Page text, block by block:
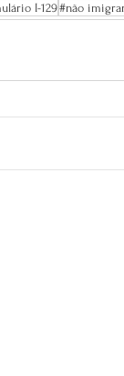
I-129#não